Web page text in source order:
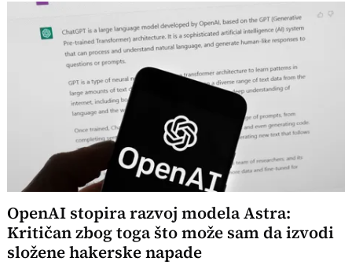
OpenAI stopira razvoj modela Astra:
Kritičan zbog toga što može sam da izvodi
složene hakerske napade